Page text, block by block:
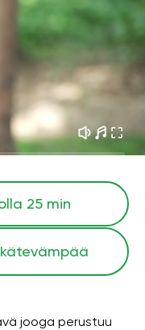
25 min
kätevämpää
jooga perustuu